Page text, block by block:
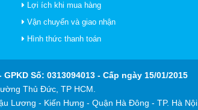
Lợi ích khi mua hàng
Vận chuyển và giao nhận
Hình thức thanh toán
GPKD Số: 0313094013 - Cấp ngày 15/01/2015
Thủ Đức, TP HCM.
Lương - Kiến Hưng - Quận Hà Đông - TP. Hà Nội